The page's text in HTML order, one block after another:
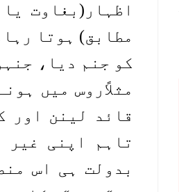
اظہار(بغاوت
مطابق) ہوتا
کو جنم دیا،
مثلاًروس میں
قائد لینن اور
تاہم اپنی غیر
بدولت ہی اس